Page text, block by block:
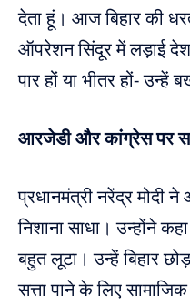
देता हूं। आज बिहार की
ऑपरेशन सिंदूर में लड़ाई
पार हों या भीतर हों- उन्हें
आरजेडी और कांग्रेस पर
प्रधानमंत्री नरेंद्र
निशाना साधा। उन्होंने
बहुत लूटा। उन्हें बिहार
सत्ता पाने के लिए